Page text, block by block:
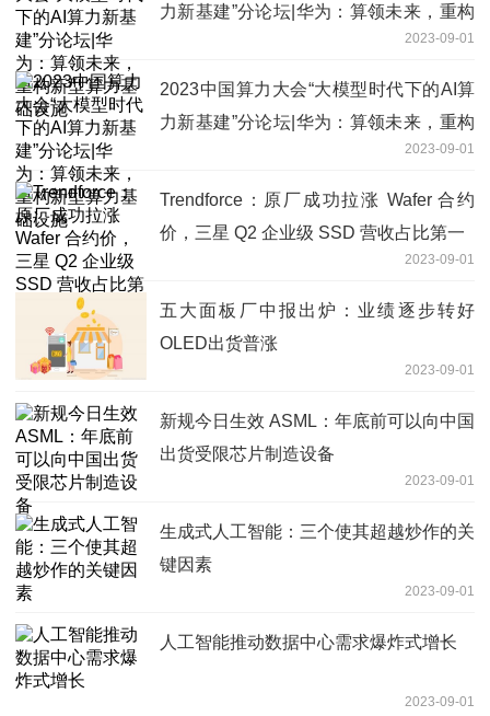
力新基建”分论坛|华为：算领未来，重构
2023-09-01
2023中国算力大会“大模型时代下的AI算
力新基建”分论坛|华为：算领未来，重构
2023-09-01
Trendforce：原厂成功拉涨 Wafer 合约
价，三星 Q2 企业级 SSD 营收占比第一
2023-09-01
五大面板厂中报出炉：业绩逐步转好
OLED出货普涨
2023-09-01
新规今日生效 ASML：年底前可以向中国
出货受限芯片制造设备
2023-09-01
生成式人工智能：三个使其超越炒作的关
键因素
2023-09-01
人工智能推动数据中心需求爆炸式增长
2023-09-01